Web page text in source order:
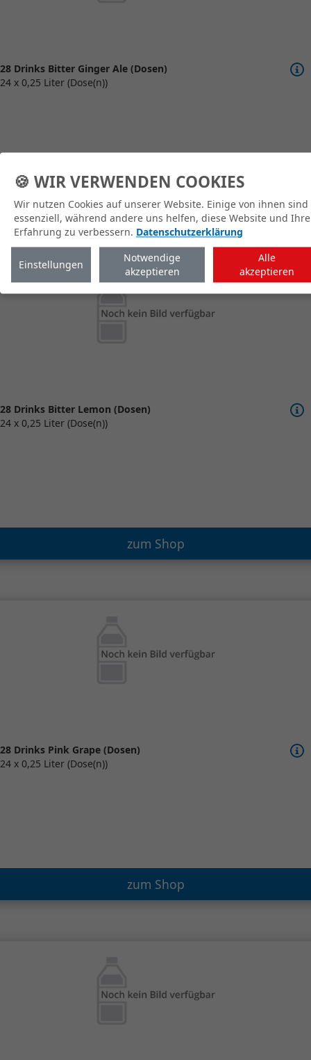
28 Drinks Bitter Ginger Ale (Dosen)
24 x 0,25 Liter (Dose(n))
zum Shop
28 Drinks Bitter Lemon (Dosen)
24 x 0,25 Liter (Dose(n))
zum Shop
28 Drinks Pink Grape (Dosen)
24 x 0,25 Liter (Dose(n))
zum Shop
🍪 WIR VERWENDEN COOKIES
Wir nutzen Cookies auf unserer Website. Einige von ihnen sind
essenziell, während andere uns helfen, diese Website und Ihre
Erfahrung zu verbessern. Datenschutzerklärung
Einstellungen
Notwendige
akzeptieren
Alle
akzeptieren